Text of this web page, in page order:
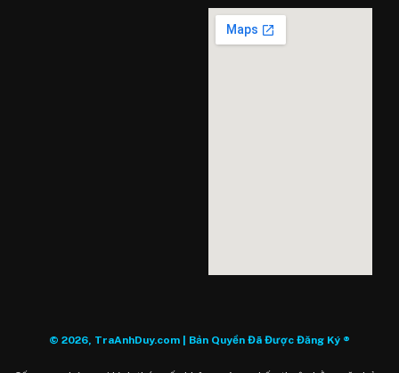
© 2026, TraAnhDuy.com | Bản Quyền Đã Được Đăng Ký ®